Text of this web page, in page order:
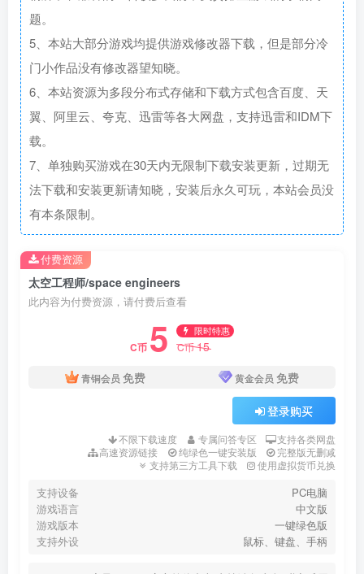
题。
5、本站大部分游戏均提供游戏修改器下载，但是部分冷
门小作品没有修改器望知晓。
6、本站资源为多段分布式存储和下载方式包含百度、天
翼、阿里云、夸克、迅雷等各大网盘，支持迅雷和IDM下
载。
7、单独购买游戏在30天内无限制下载安装更新，过期无
法下载和安装更新请知晓，安装后永久可玩，本站会员没
有本条限制。
太空工程师/space engineers
此内容为付费资源，请付费后查看
C币 5 限时特惠
C币15
青铜会员 免费 黄金会员 免费
登录购买
不限下载速度 专属问答专区
支持各类网盘
高速资源链接
纯绿色一键安装版
完整版无删减
支持第三方工具下载
使用虚拟货币兑换
支持设备
PC电脑
游戏语言
中文版
游戏版本
一键绿色版
支持外设
鼠标、键盘、手柄
付费资源